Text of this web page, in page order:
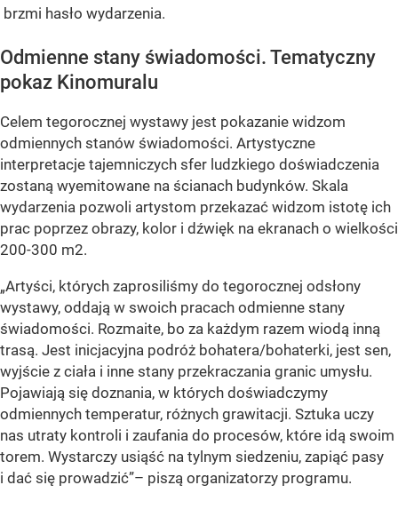
brzmi hasło wydarzenia.
Odmienne stany świadomości. Tematyczny
pokaz Kinomuralu
Celem tegorocznej wystawy jest pokazanie widzom
odmiennych stanów świadomości. Artystyczne
interpretacje tajemniczych sfer ludzkiego doświadczenia
zostaną wyemitowane na ścianach budynków. Skala
wydarzenia pozwoli artystom przekazać widzom istotę ich
prac poprzez obrazy, kolor i dźwięk na ekranach o wielkości
200-300 m2.
„Artyści, których zaprosiliśmy do tegorocznej odsłony
wystawy, oddają w swoich pracach odmienne stany
świadomości. Rozmaite, bo za każdym razem wiodą inną
trasą. Jest inicjacyjna podróż bohatera/bohaterki, jest sen,
wyjście z ciała i inne stany przekraczania granic umysłu.
Pojawiają się doznania, w których doświadczymy
odmiennych temperatur, różnych grawitacji. Sztuka uczy
nas utraty kontroli i zaufania do procesów, które idą swoim
torem. Wystarczy usiąść na tylnym siedzeniu, zapiąć pasy
i dać się prowadzić”– piszą organizatorzy programu.